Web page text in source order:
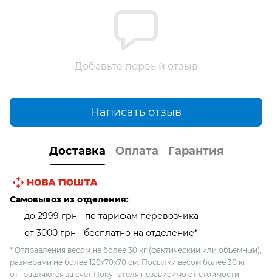
Добавьте первый отзыв
Написать отзыв
Доставка Оплата Гарантия
Самовывоз из отделения:
до 2999 грн - по тарифам перевозчика
от 3000 грн - бесплатно на отделение*
* Отправления весом не более 30 кг (фактический или объемный),
размерами не более 120х70х70 см. Посылки весом более 30 кг
отправляются за счет Покупателя независимо от стоимости.